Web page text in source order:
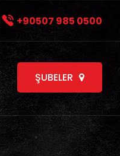
+90507 985 0500
ŞUBELER